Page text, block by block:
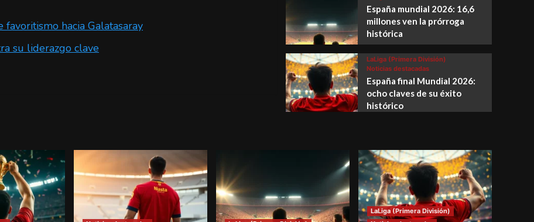
hacia Galatasaray
su liderazgo clave
España mundial 2026: 16,6
millones ven la prórroga
histórica
LaLiga (Primera División)
Noticias destacadas
España final Mundial 2026:
ocho claves de su éxito
histórico
LaLiga (Primera División)